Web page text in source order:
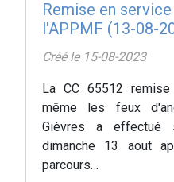
Remise en
l'APPMF (13-08-
Créé le 15-08-2023
La CC 65512
même les feux
Gièvres a effectué
dimanche 13 aout
parcours…